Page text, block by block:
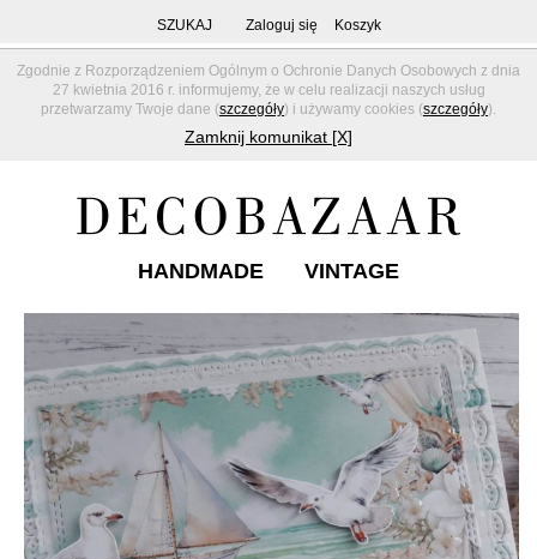
Zgodnie z Rozporządzeniem Ogólnym o Ochronie Danych Osobowych z dnia
27 kwietnia 2016 r. informujemy, że w celu realizacji naszych usług
przetwarzamy Twoje dane (szczegóły) i używamy cookies (szczegóły).
Zamknij komunikat [X]
SZUKAJ Zaloguj się Koszyk
HANDMADE VINTAGE